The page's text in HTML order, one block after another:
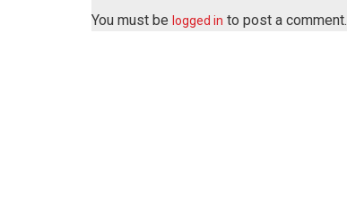
You must be logged in to post a comment.